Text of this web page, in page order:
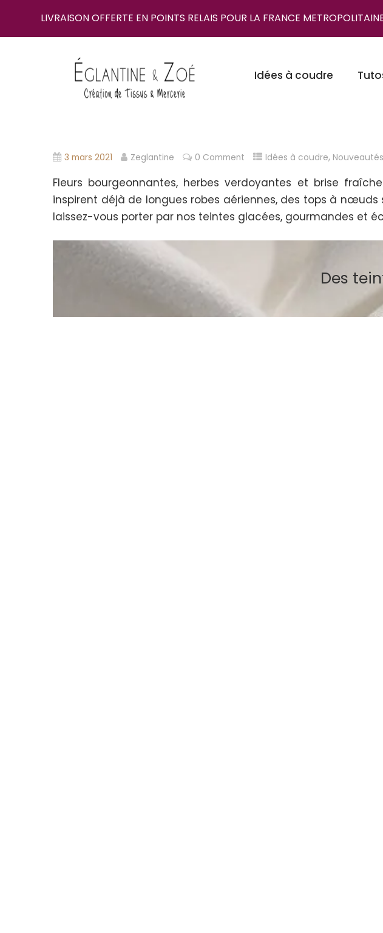
LIVRAISON OFFERTE EN POINTS RELAIS POUR LA FRANCE
Idées à coudre
3 mars 2021 Zeglantine 0 Comment Idées à coudre, Nouveautés
Fleurs bourgeonnantes, herbes verdoyantes et brise
inspirent déjà de longues robes aériennes, des tops à
laissez-vous porter par nos teintes glacées, gourmandes et
Des